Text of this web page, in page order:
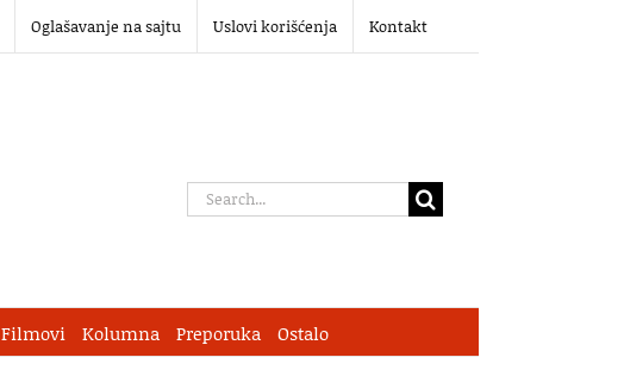
Oglašavanje na sajtu Uslovi korišćenja Kontakt
Search
Filmovi Kolumna Preporuka Ostalo